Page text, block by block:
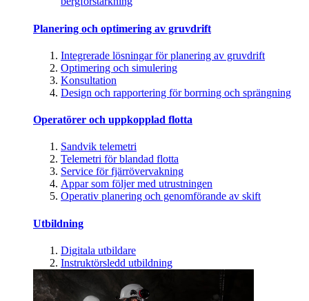
Planering och optimering av gruvdrift
Integrerade lösningar för planering av gruvdrift
Optimering och simulering
Konsultation
Design och rapportering för borrning och sprängning
Operatörer och uppkopplad flotta
Sandvik telemetri
Telemetri för blandad flotta
Service för fjärrövervakning
Appar som följer med utrustningen
Operativ planering och genomförande av skift
Utbildning
Digitala utbildare
Instruktörsledd utbildning